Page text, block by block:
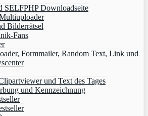
SELFPHP Downloadseite
Bilderrätsel
Fans
Formmailer, Random Text, Link und
und Text des Tages
und Kennzeichnung